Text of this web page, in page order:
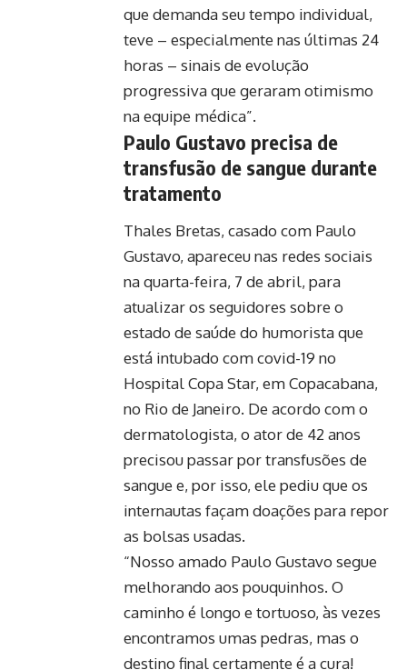
que demanda seu tempo individual,
teve – especialmente nas últimas 24
horas – sinais de evolução
progressiva que geraram otimismo
na equipe médica”.
Paulo Gustavo precisa de
transfusão de sangue durante
tratamento
Thales Bretas, casado com Paulo
Gustavo, apareceu nas redes sociais
na quarta-feira, 7 de abril, para
atualizar os seguidores sobre o
estado de saúde do humorista que
está intubado com covid-19 no
Hospital Copa Star, em Copacabana,
no Rio de Janeiro. De acordo com o
dermatologista, o ator de 42 anos
precisou passar por transfusões de
sangue e, por isso, ele pediu que os
internautas façam doações para repor
as bolsas usadas.
“Nosso amado Paulo Gustavo segue
melhorando aos pouquinhos. O
caminho é longo e tortuoso, às vezes
encontramos umas pedras, mas o
destino final certamente é a cura!